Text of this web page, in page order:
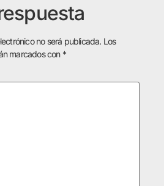
no será publicada. Los
marcados con *